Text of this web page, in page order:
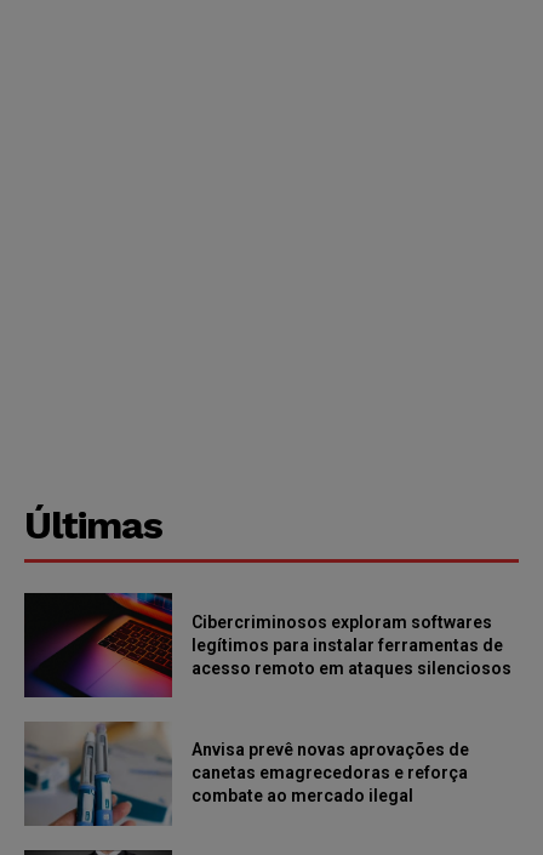
Últimas
Cibercriminosos exploram softwares
legítimos para instalar ferramentas de
acesso remoto em ataques silenciosos
Anvisa prevê novas aprovações de
canetas emagrecedoras e reforça
combate ao mercado ilegal